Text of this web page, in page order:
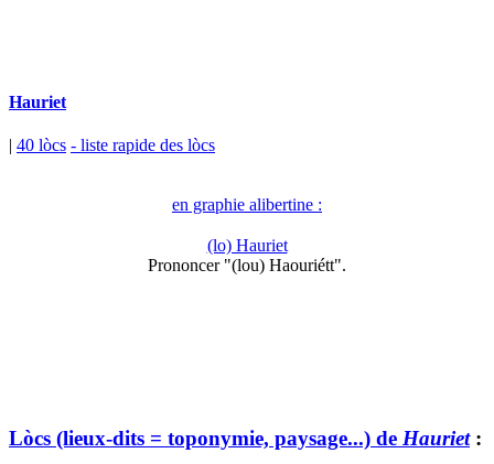
Hauriet
| 40 lòcs - liste rapide des lòcs
en graphie alibertine :
(lo) Hauriet
Prononcer "(lou) Haouriétt".
Lòcs (lieux-dits = toponymie, paysage...) de Hauriet: